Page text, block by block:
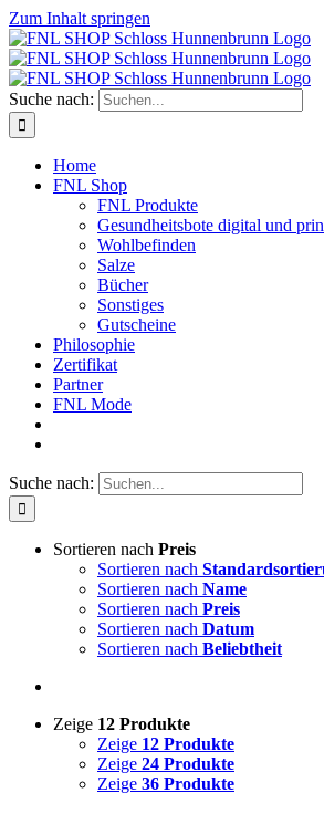
Zum Inhalt springen
Suche nach:
Home
FNL Shop
FNL Produkte
Gesundheitsbote digital und
Wohlbefinden
Salze
Bücher
Sonstiges
Gutscheine
Philosophie
Zertifikat
Partner
FNL Mode
Suche nach:
Sortieren nach Preis
Sortieren nach
Sortieren nach Name
Sortieren nach Preis
Sortieren nach Datum
Sortieren nach Beliebtheit
Zeige 12 Produkte
Zeige 12 Produkte
Zeige 24 Produkte
Zeige 36 Produkte